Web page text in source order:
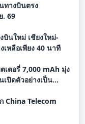
ทางบินตรง
. 69
บินใหม่ เชียงใหม่-
เหลือเพียง 40 นาที
เตอรี่ 7,000 mAh มุ่ง
ปิดตัวอย่างเป็น
China Telecom